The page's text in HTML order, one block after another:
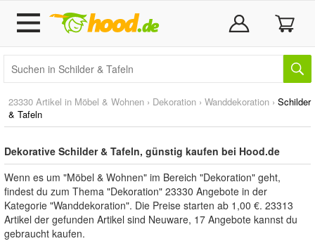
23330 Artikel in Möbel & Wohnen › Dekoration › Wanddekoration › Schilder
& Tafeln
Dekorative Schilder & Tafeln, günstig kaufen bei Hood.de
Wenn es um "Möbel & Wohnen" im Bereich "Dekoration" geht,
findest du zum Thema "Dekoration" 23330 Angebote in der
Kategorie "Wanddekoration". Die Preise starten ab 1,00 €. 23313
Artikel der gefunden Artikel sind Neuware, 17 Angebote kannst du
gebraucht kaufen.